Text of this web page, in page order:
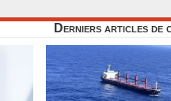
Derniers articles de